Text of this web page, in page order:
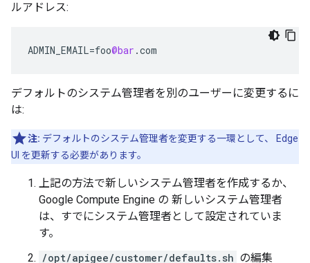
ルアドレス:
ADMIN_EMAIL=foo@bar .com
デフォルトのシステム管理者を別のユーザーに変更するに
は:
注: デフォルトのシステム管理者を変更する一環として、 Edge
UI を更新する必要があります。
上記の方法で新しいシステム管理者を作成するか、
Google Compute Engine の 新しいシステム管理者
は、すでにシステム管理者として設定されていま
す。
/opt/apigee/customer/defaults.sh の編集